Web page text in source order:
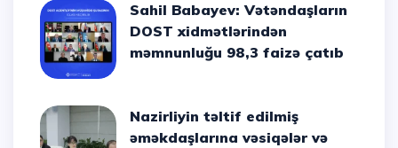
Sahil Babayev: Vətəndaşların
DOST xidmətlərindən
məmnunluğu 98,3 faizə çatıb
Nazirliyin təltif edilmiş
əməkdaşlarına vəsiqələr və